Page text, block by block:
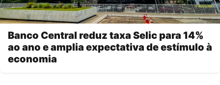
Banco Central reduz taxa Selic para 14%
ao ano e amplia expectativa de estímulo à
economia